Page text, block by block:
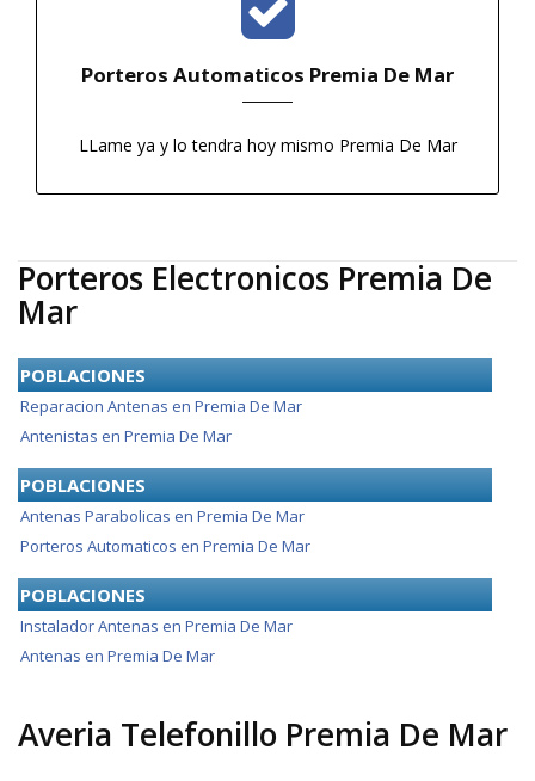
Porteros Automaticos Premia De Mar
LLame ya y lo tendra hoy mismo Premia De Mar
Porteros Electronicos Premia De
Mar
POBLACIONES
Reparacion Antenas en Premia De Mar
Antenistas en Premia De Mar
POBLACIONES
Antenas Parabolicas en Premia De Mar
Porteros Automaticos en Premia De Mar
POBLACIONES
Instalador Antenas en Premia De Mar
Antenas en Premia De Mar
Averia Telefonillo Premia De Mar